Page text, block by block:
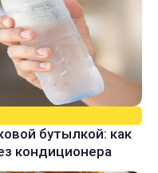
бутылкой: как
кондиционера